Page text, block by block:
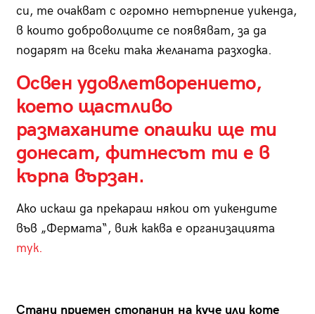
си, те очакват с огромно нетърпение уикенда,
в които доброволците се появяват, за да
подарят на всеки така желаната разходка.
Освен удовлетворението,
което щастливо
размаханите опашки ще ти
донесат, фитнесът ти е в
кърпа вързан.
Ако искаш да прекараш някои от уикендите
във „Фермата“, виж каква е организацията
тук.
Стани приемен стопанин на куче или коте